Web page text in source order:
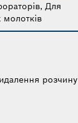
Для
молотків
розчину